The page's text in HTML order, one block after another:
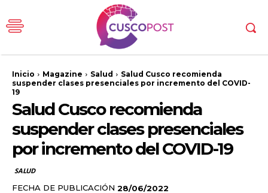
Inicio Magazine Salud
Salud Cusco recomienda
suspender clases presenciales por incremento del COVID-
19
Salud Cusco recomienda
suspender clases presenciales
por incremento del COVID-19
SALUD
FECHA DE PUBLICACIÓN 28/06/2022